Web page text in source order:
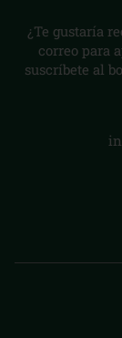
¿Te gustaría
correo para
suscríbete al